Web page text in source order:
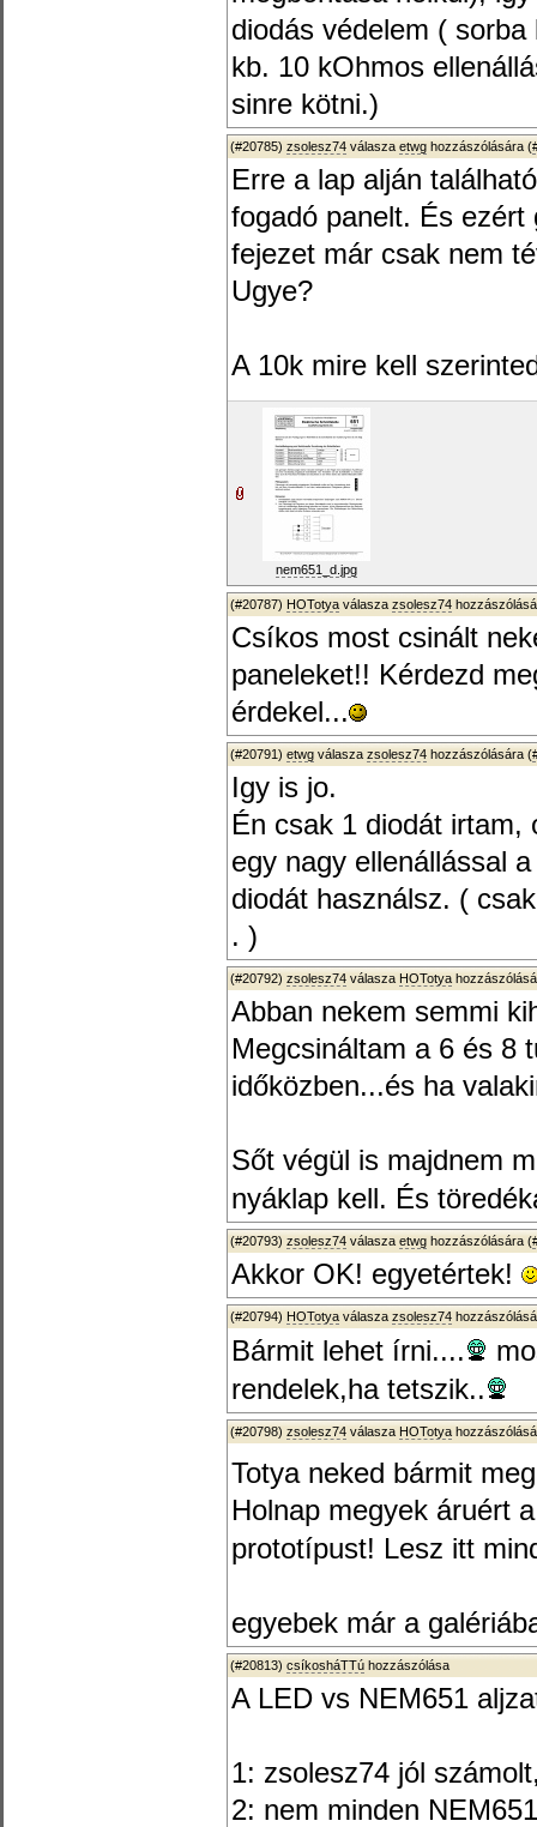
diodás védelem (
kb. 10 kOhmos
sinre kötni.)
(#20785) zsolesz74 válasza etwg hozzászólására (
Erre a lap alján
fogadó panelt. És ezért
fejezet már csak nem
Ugye?
A 10k mire kell
nem651_d.jpg
(#20787) HOTotya válasza zsolesz74
Csíkos most csinált
paneleket!! Kérdezd
érdekel...
(#20791) etwg válasza zsolesz74 hozzászólására (
Igy is jo.
Én csak 1 diodát irtam,
egy nagy ellenállással
diodát használsz. (
. )
(#20792) zsolesz74 válasza HOTotya
Abban nekem semmi
Megcsináltam a 6 és 8
időközben...és ha
Sőt végül is majdnem
nyáklap kell. És
(#20793) zsolesz74 válasza etwg hozzászólására (
Akkor OK! egyetértek!
(#20794) HOTotya válasza zsolesz74
Bármit lehet írni....
rendelek,ha tetszik..
(#20798) zsolesz74 válasza HOTotya
Totya neked bármit
Holnap megyek áruért
prototípust! Lesz itt
egyebek már a
(#20813) csíkosháTTú hozzászólása
A LED vs NEM651
1: zsolesz74 jól
2: nem minden